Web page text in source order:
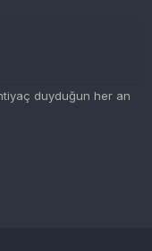
duyduğun her an